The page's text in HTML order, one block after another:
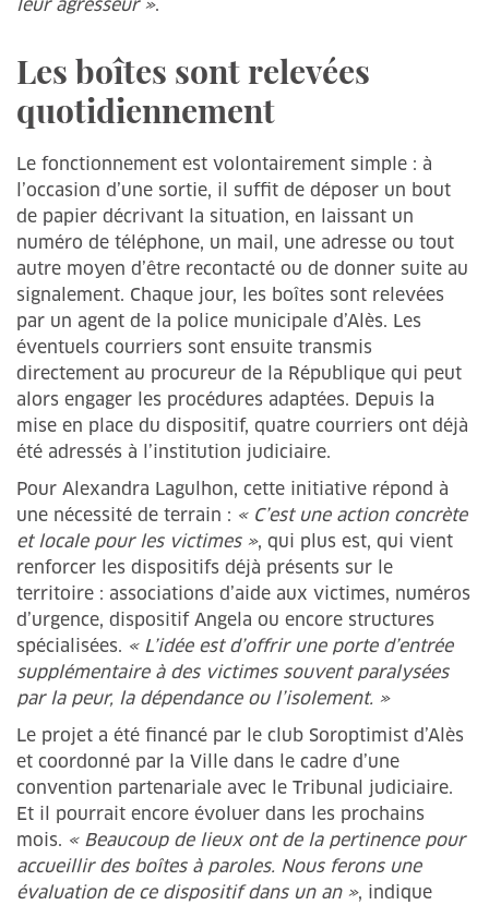
leur agresseur ».
Les boîtes sont relevées
quotidiennement
Le fonctionnement est volontairement simple : à
l’occasion d’une sortie, il suffit de déposer un bout
de papier décrivant la situation, en laissant un
numéro de téléphone, un mail, une adresse ou tout
autre moyen d’être recontacté ou de donner suite au
signalement. Chaque jour, les boîtes sont relevées
par un agent de la police municipale d’Alès. Les
éventuels courriers sont ensuite transmis
directement au procureur de la République qui peut
alors engager les procédures adaptées. Depuis la
mise en place du dispositif, quatre courriers ont déjà
été adressés à l’institution judiciaire.
Pour Alexandra Lagulhon, cette initiative répond à
une nécessité de terrain : « C’est une action concrète
et locale pour les victimes », qui plus est, qui vient
renforcer les dispositifs déjà présents sur le
territoire : associations d’aide aux victimes, numéros
d’urgence, dispositif Angela ou encore structures
spécialisées. « L’idée est d’offrir une porte d’entrée
supplémentaire à des victimes souvent paralysées
par la peur, la dépendance ou l’isolement. »
Le projet a été financé par le club Soroptimist d’Alès
et coordonné par la Ville dans le cadre d’une
convention partenariale avec le Tribunal judiciaire.
Et il pourrait encore évoluer dans les prochains
mois. « Beaucoup de lieux ont de la pertinence pour
accueillir des boîtes à paroles. Nous ferons une
évaluation de ce dispositif dans un an », indique